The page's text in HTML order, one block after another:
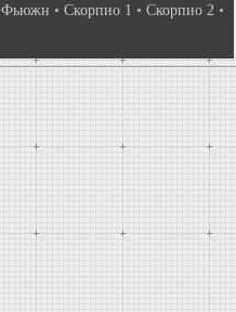
Фьюжн • Скорпио 1 • Скорпио 2 •